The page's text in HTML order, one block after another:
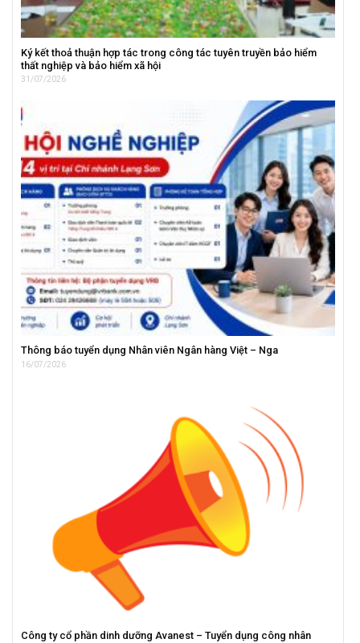
Ký kết thoả thuận hợp tác trong công tác tuyên truyền bảo hiểm
thất nghiệp và bảo hiểm xã hội
31/07/2026
Thông báo tuyển dụng Nhân viên Ngân hàng Việt – Nga
16/07/2026
Công ty cổ phần dinh dưỡng Avanest – Tuyển dụng công nhân